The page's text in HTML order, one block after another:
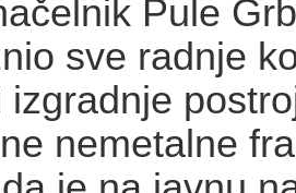
Pule
sve radnje
izgradnje
nemetalne